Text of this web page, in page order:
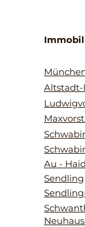
Altstadt-
Au -
Sendling